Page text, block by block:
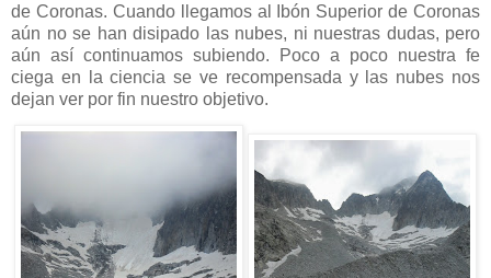
de Coronas. Cuando llegamos al Ibón Superior de Coronas
aún no se han disipado las nubes, ni nuestras dudas, pero
aún así continuamos subiendo. Poco a poco nuestra fe
ciega en la ciencia se ve recompensada y las nubes nos
dejan ver por fin nuestro objetivo.